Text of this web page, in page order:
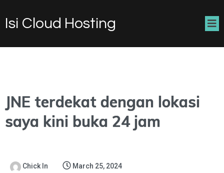
Isi Cloud Hosting
JNE terdekat dengan lokasi
saya kini buka 24 jam
Chick In March 25, 2024